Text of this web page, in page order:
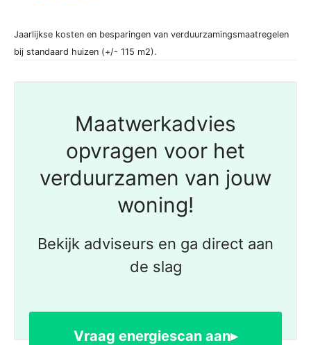
Jaarlijkse kosten en besparingen van verduurzamingsmaatregelen
bij standaard huizen (+/- 115 m2).
Maatwerkadvies
opvragen voor het
verduurzamen van jouw
woning!
Bekijk adviseurs en ga direct aan
de slag
Vraag energiescan aan▸